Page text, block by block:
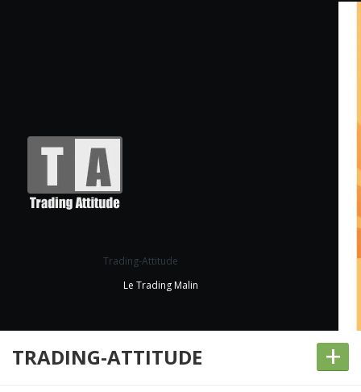
Trading-Attitude
Le Trading Malin
TRADING-ATTITUDE +